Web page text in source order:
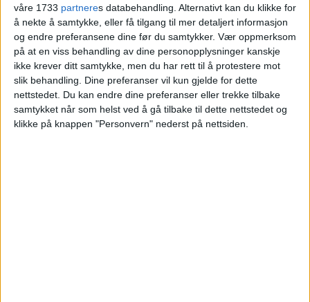
våre 1733 partneres databehandling. Alternativt kan du klikke for
å nekte å samtykke, eller få tilgang til mer detaljert informasjon
og endre preferansene dine før du samtykker. Vær oppmerksom
på at en viss behandling av dine personopplysninger kanskje
ikke krever ditt samtykke, men du har rett til å protestere mot
slik behandling. Dine preferanser vil kun gjelde for dette
nettstedet. Du kan endre dine preferanser eller trekke tilbake
samtykket når som helst ved å gå tilbake til dette nettstedet og
klikke på knappen "Personvern" nederst på nettsiden.
Blokkleilighet i Nydalen skiftet eier fra
Jesper Vik til Lotta Vik.
VårtOslo
PUBLISERT 05.07.2026 - 09:10